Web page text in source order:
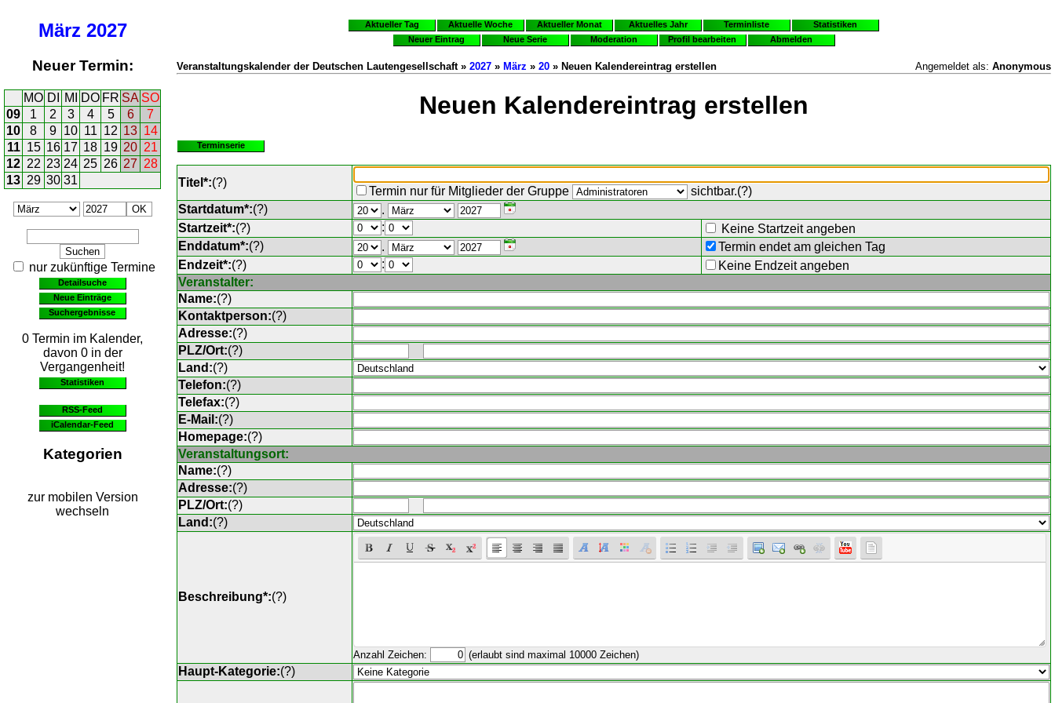
März 2027
Neuer Termin:
MO DI MI DO FR SA SO
09
1 2 3 4 5 6
7
10
8 9 10 11 12 13 14
11 15 16 17 18 19 20 21
12 22 23 24 25 26 27 28
13 29 30 31
nur zukünftige Termine
Detailsuche
Neue Einträge
Suchergebnisse
0 Termin im Kalender,
davon 0 in der
Vergangenheit!
Statistiken
RSS-Feed
iCalendar-Feed
Kategorien
zur mobilen Version
wechseln
Aktueller Tag Aktuelle Woche Aktueller Monat Aktuelles Jahr Terminliste
Statistiken
Neuer Eintrag
Neue Serie Moderation Profil bearbeiten Abmelden
Veranstaltungskalender der Deutschen Lautengesellschaft » 2027 » März » 20 » Neuen Kalendereintrag erstellen Angemeldet als: Anonymous
Neuen Kalendereintrag erstellen
Terminserie
Titel*:(?)
Termin nur für Mitglieder der Gruppe sichtbar.(?)
Startdatum*:(?)
.
Startzeit*:(?) :
Keine Startzeit angeben
Enddatum*:(?) .
Termin endet am gleichen Tag
Endzeit*:(?) :
Keine Endzeit angeben
Veranstalter:
Name:(?)
Kontaktperson:(?)
Adresse:(?)
PLZ/Ort:(?)
Land:(?)
Telefon:(?)
Telefax:(?)
E-Mail:(?)
Homepage:(?)
Veranstaltungsort:
Name:(?)
Adresse:(?)
PLZ/Ort:(?)
Land:(?)
Beschreibung*:(?)
Anzahl Zeichen: (erlaubt sind maximal 10000 Zeichen)
Haupt-Kategorie:(?)